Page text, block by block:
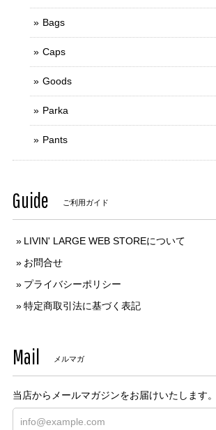
Bags
Caps
Goods
Parka
Pants
Guide ご利用ガイド
LIVIN' LARGE WEB STOREについて
お問合せ
プライバシーポリシー
特定商取引法に基づく表記
Mail メルマガ
当店からメールマガジンをお届けいたします。